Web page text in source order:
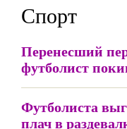
Спорт
Перенесший
футболист
Футболиста
плач в